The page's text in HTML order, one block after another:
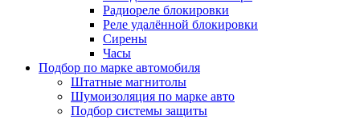
Радиореле блокировки
Реле удалённой блокировки
Сирены
Часы
Подбор по марке автомобиля
Штатные магнитолы
Шумоизоляция по марке авто
Подбор системы защиты